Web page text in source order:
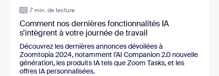
7 min. de lecture
Comment nos dernières fonctionnalités IA
s’intègrent à votre journée de travail
Découvrez les dernières annonces dévoilées à
Zoomtopia 2024, notamment l’AI Companion 2.0 nouvelle
génération, les produits IA tels que Zoom Tasks, et les
offres IA personnalisées.